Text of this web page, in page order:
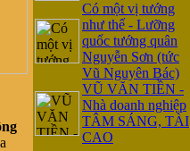
Có một vị tướng
như thế - Lưỡng
quốc tướng quân
Nguyễn Sơn (tức
Vũ Nguyên Bác)
VŨ VĂN TIỀN -
Nhà doanh nghiệp
TÂM SÁNG, TÀI
CAO